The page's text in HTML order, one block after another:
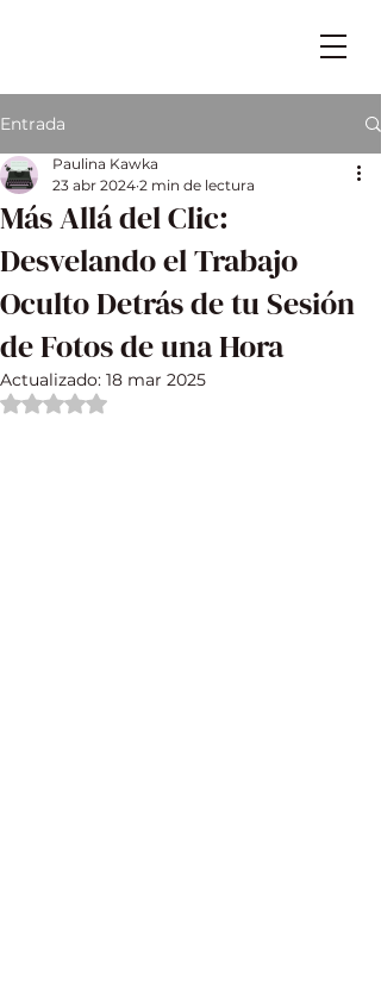
Entrada
Más Allá del Clic:
Desvelando el Trabajo
Oculto Detrás de tu Sesión
de Fotos de una Hora
Paulina Kawka
23 abr 2024 2 min de lectura
Actualizado: 18 mar 2025
Obtuvo NaN de 5 estrellas.